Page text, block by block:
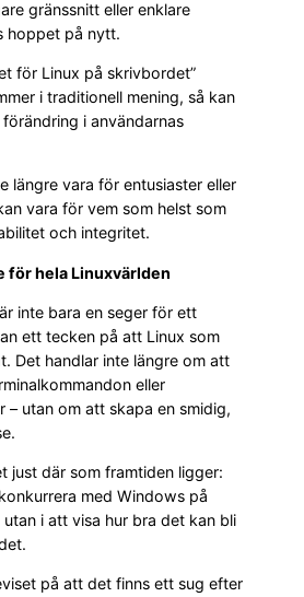
gränssnitt eller enklare
hoppet på nytt.
för Linux på skrivbordet”
i traditionell mening, så kan
förändring i användarnas
längre vara för entusiaster eller
vara för vem som helst som
och integritet.
för hela Linuxvärlden
inte bara en seger för ett
ett tecken på att Linux som
Det handlar inte längre om att
eller
– utan om att skapa en smidig,
just där som framtiden ligger:
med Windows på
i att visa hur bra det kan bli
på att det finns ett sug efter